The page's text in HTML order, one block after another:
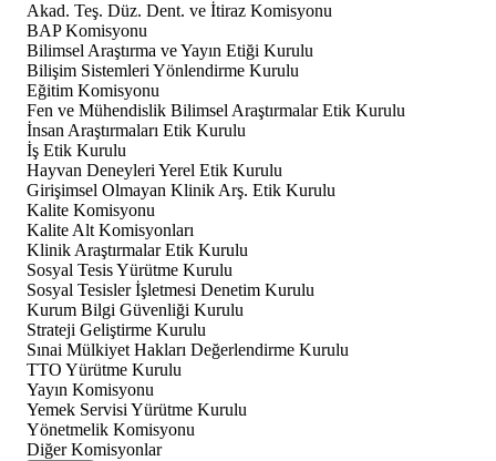
Akad. Teş. Düz. Dent. ve İtiraz Komisyonu
BAP Komisyonu
Bilimsel Araştırma ve Yayın Etiği Kurulu
Bilişim Sistemleri Yönlendirme Kurulu
Eğitim Komisyonu
Fen ve Mühendislik Bilimsel Araştırmalar Etik Kurulu
İnsan Araştırmaları Etik Kurulu
İş Etik Kurulu
Hayvan Deneyleri Yerel Etik Kurulu
Girişimsel Olmayan Klinik Arş. Etik Kurulu
Kalite Komisyonu
Kalite Alt Komisyonları
Klinik Araştırmalar Etik Kurulu
Sosyal Tesis Yürütme Kurulu
Sosyal Tesisler İşletmesi Denetim Kurulu
Kurum Bilgi Güvenliği Kurulu
Strateji Geliştirme Kurulu
Sınai Mülkiyet Hakları Değerlendirme Kurulu
TTO Yürütme Kurulu
Yayın Komisyonu
Yemek Servisi Yürütme Kurulu
Yönetmelik Komisyonu
Diğer Komisyonlar